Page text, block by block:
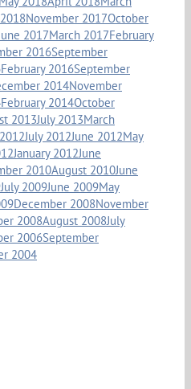
November 2017October
2017March 2017February
2016September
February 2016September
2014November
February 2014October
2013July 2013March
July 2012June 2012May
January 2012June
2010August 2010June
July 2009June 2009May
December 2008November
2008August 2008July
2006September
2004